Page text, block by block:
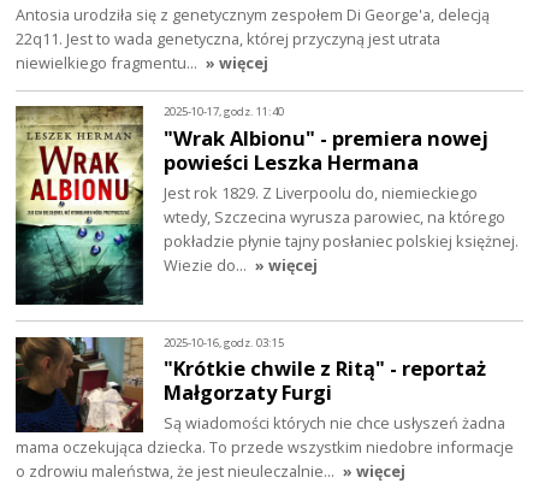
Antosia urodziła się z genetycznym zespołem Di George'a, delecją
22q11. Jest to wada genetyczna, której przyczyną jest utrata
niewielkiego fragmentu… » więcej
2025-10-17, godz. 11:40
"Wrak Albionu" - premiera nowej
powieści Leszka Hermana
Jest rok 1829. Z Liverpoolu do, niemieckiego
wtedy, Szczecina wyrusza parowiec, na którego
pokładzie płynie tajny posłaniec polskiej księżnej.
Wiezie do… » więcej
2025-10-16, godz. 03:15
"Krótkie chwile z Ritą" - reportaż
Małgorzaty Furgi
Są wiadomości których nie chce usłyszeń żadna
mama oczekująca dziecka. To przede wszystkim niedobre informacje
o zdrowiu maleństwa, że jest nieuleczalnie… » więcej